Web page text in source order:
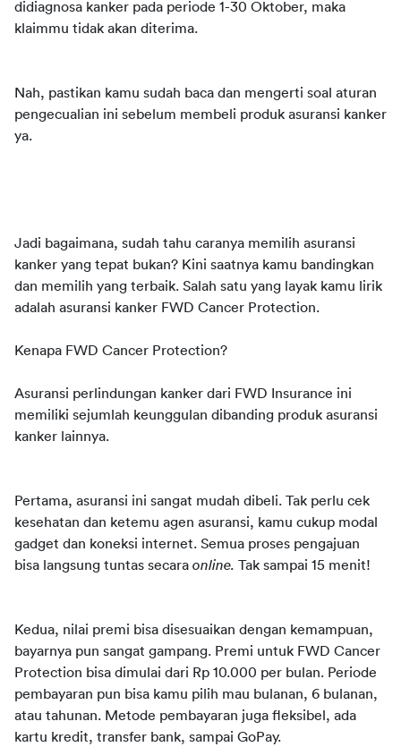
didiagnosa kanker pada periode 1-30 Oktober, maka
klaimmu tidak akan diterima.
Nah, pastikan kamu sudah baca dan mengerti soal aturan
pengecualian ini sebelum membeli produk asuransi kanker
ya.
Jadi bagaimana, sudah tahu caranya memilih asuransi
kanker yang tepat bukan? Kini saatnya kamu bandingkan
dan memilih yang terbaik. Salah satu yang layak kamu lirik
adalah asuransi kanker FWD Cancer Protection.
Kenapa FWD Cancer Protection?
Asuransi perlindungan kanker dari FWD Insurance ini
memiliki sejumlah keunggulan dibanding produk asuransi
kanker lainnya.
Pertama, asuransi ini sangat mudah dibeli. Tak perlu cek
kesehatan dan ketemu agen asuransi, kamu cukup modal
gadget dan koneksi internet. Semua proses pengajuan
bisa langsung tuntas secara online. Tak sampai 15 menit!
Kedua, nilai premi bisa disesuaikan dengan kemampuan,
bayarnya pun sangat gampang. Premi untuk FWD Cancer
Protection bisa dimulai dari Rp 10.000 per bulan. Periode
pembayaran pun bisa kamu pilih mau bulanan, 6 bulanan,
atau tahunan. Metode pembayaran juga fleksibel, ada
kartu kredit, transfer bank, sampai GoPay.